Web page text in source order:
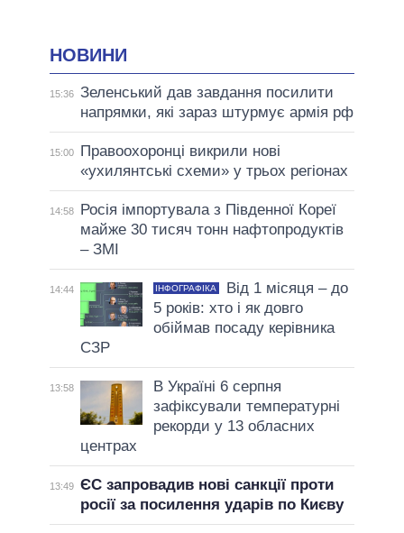
НОВИНИ
15:36 Зеленський дав завдання посилити
напрямки, які зараз штурмує армія рф
15:00
Правоохоронці викрили нові
«ухилянтські схеми» у трьох регіонах
14:58
Росія імпортувала з Південної Кореї
майже 30 тисяч тонн нафтопродуктів
– ЗМІ
14:44 ІНФОГРАФІКА
Від 1 місяця – до
5 років: хто і як довго
обіймав посаду керівника
СЗР
13:58
В Україні 6 серпня
зафіксували температурні
рекорди у 13 обласних
центрах
13:49 ЄС запровадив нові санкції проти
росії за посилення ударів по Києву